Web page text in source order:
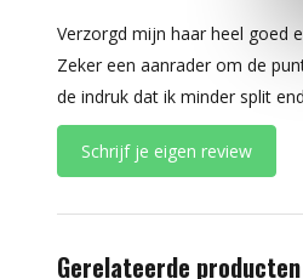
Verzorgd mijn haar heel goed
Zeker een aanrader om de
de indruk dat ik minder split
Schrijf je eigen review
Gerelateerde producten